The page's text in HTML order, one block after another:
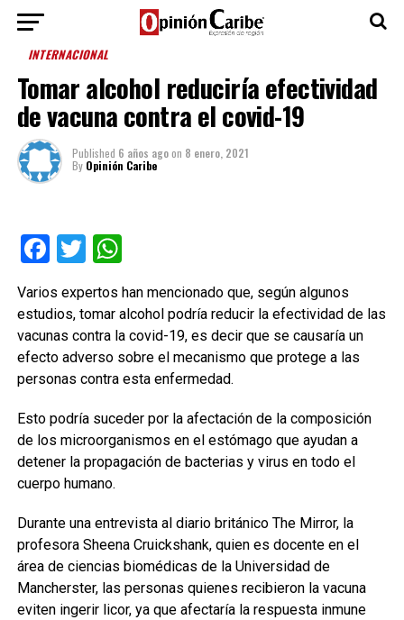
INTERNACIONAL
Tomar alcohol reduciría efectividad
de vacuna contra el covid-19
Published 6 años agoon 8 enero, 2021
By Opinión Caribe
Facebook
TwitterWhatsApp
Varios expertos han mencionado que, según algunos
estudios, tomar alcohol podría reducir la efectividad de las
vacunas contra la covid-19, es decir que se causaría un
efecto adverso sobre el mecanismo que protege a las
personas contra esta enfermedad.
Esto podría suceder por la afectación de la composición
de los microorganismos en el estómago que ayudan a
detener la propagación de bacterias y virus en todo el
cuerpo humano.
Durante una entrevista al diario británico The Mirror, la
profesora Sheena Cruickshank, quien es docente en el
área de ciencias biomédicas de la Universidad de
Mancherster, las personas quienes recibieron la vacuna
eviten ingerir licor, ya que afectaría la respuesta inmune